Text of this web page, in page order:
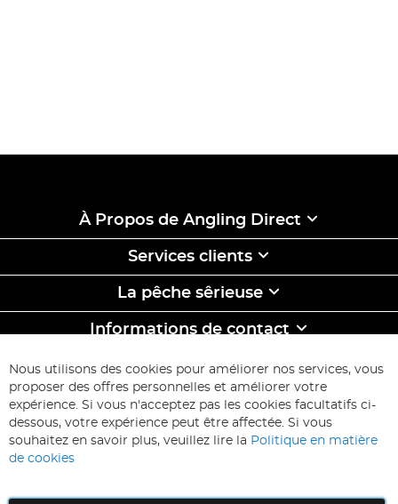
À Propos de Angling Direct
Services clients
La pêche sêrieuse
Informations de contact
ABONNEZ-VOUS & ECONOMISEZ
Inscription
à
d’information
:
Inscription
Nous utilisons des cookies pour améliorer nos services, vous
proposer des offres personnelles et améliorer votre
expérience. Si vous n'acceptez pas les cookies facultatifs ci-
dessous, votre expérience peut être affectée. Si vous
souhaitez en savoir plus, veuillez lire la Politique en matière
de cookies